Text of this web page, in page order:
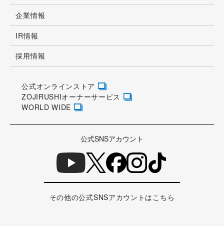
企業情報
IR情報
採用情報
公式オンラインストア
ZOJIRUSHIオーナーサービス
WORLD WIDE
公式SNSアカウント
その他の公式SNSアカウントはこちら